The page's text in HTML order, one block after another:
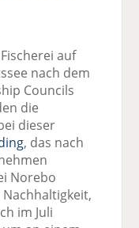
F
ac
e
b
o
o
k
te
il
e
tt
er
n
Li
n
k
n
e
E
m
er
d
auf
nach dem
Councils
die
dieser
, das nach
Norebo
im Juli